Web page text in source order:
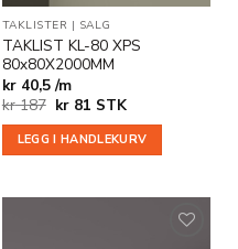
TAKLISTER | SALG
TAKLIST KL-80 XPS
80x80X2000MM
kr 40,5 /m
kr187 Opprinnelig
var:
kr 187.
kr81Nåværende
er:
kr 81.
STK
LEGG I HANDLEKURV